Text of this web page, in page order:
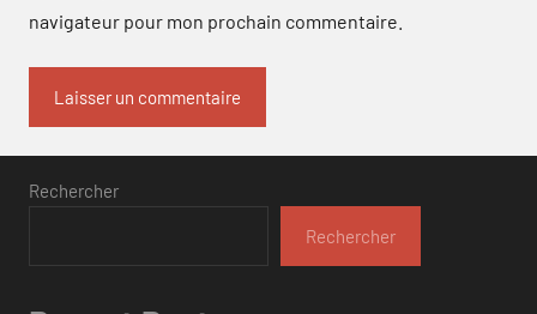
navigateur pour mon prochain commentaire.
Rechercher
Rechercher